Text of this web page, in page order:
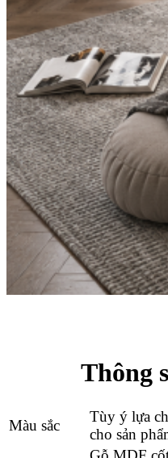
Thông
Màu sắc
Tùy ý lựa
cho sản